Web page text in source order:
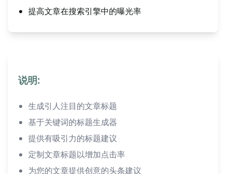
提高文章在搜索引擎中的曝光率
说明:
生成引人注目的文章标题
基于关键词的标题生成器
提供有吸引力的标题建议
定制文章标题以增加点击率
为您的文章提供创意的头条建议